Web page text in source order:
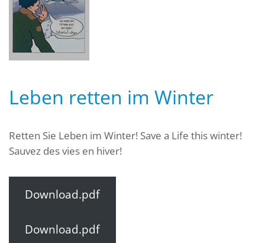
Leben retten im Winter
Retten Sie Leben im Winter! Save a Life this winter!
Sauvez des vies en hiver!
Download.pdf
Download.pdf